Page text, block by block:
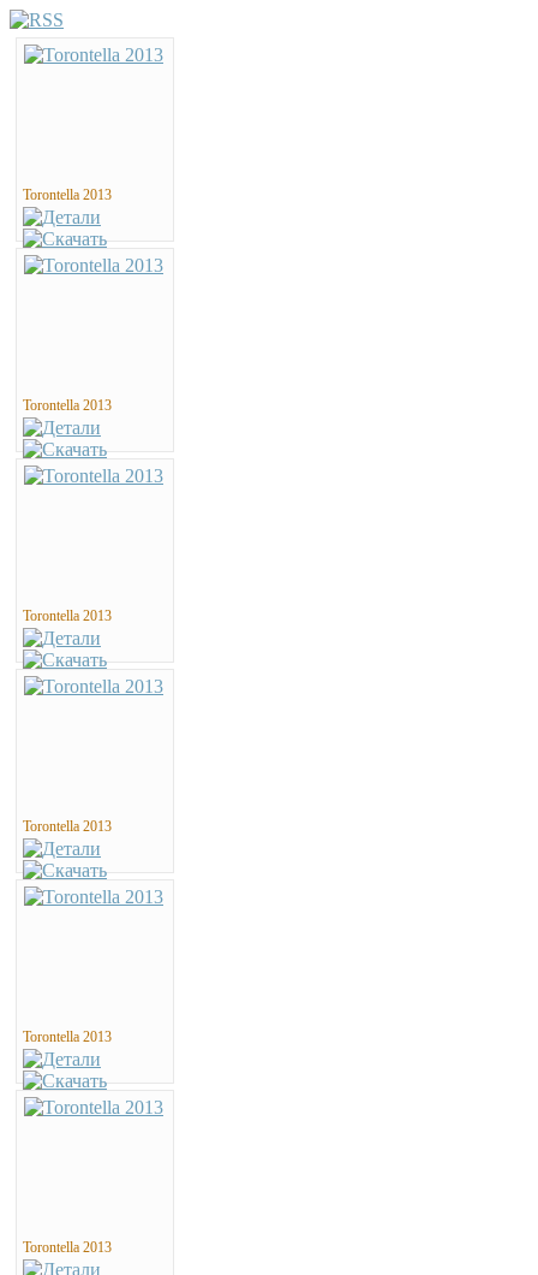
Torontella 2013
Torontella 2013
Torontella 2013
Torontella 2013
Torontella 2013
Torontella 2013